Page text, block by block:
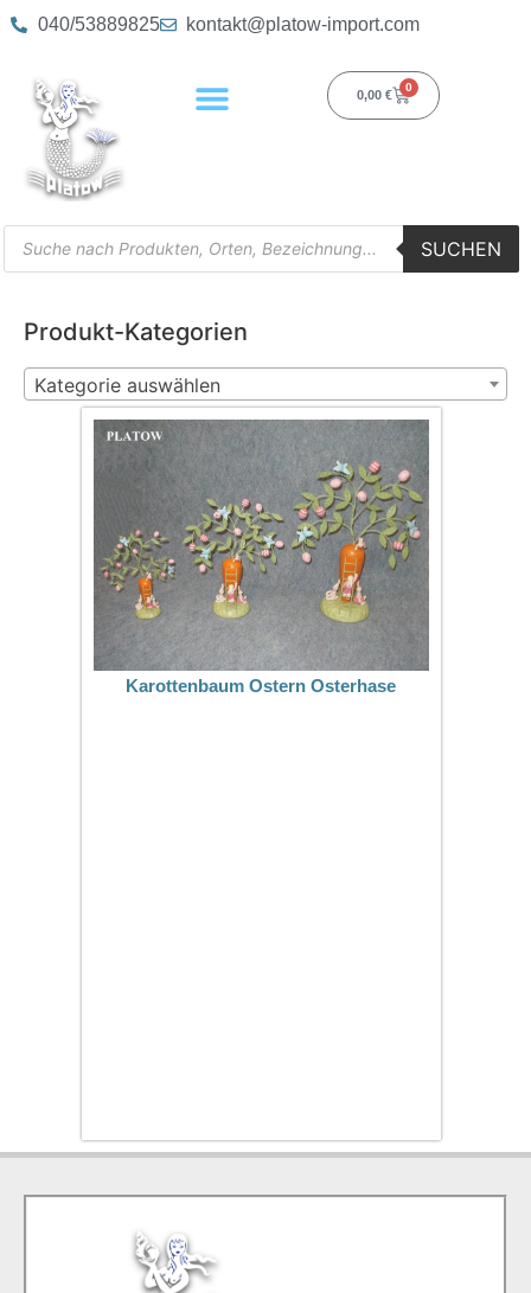
040/53889825 kontakt@platow-import.com
0,00 €
0
SUCHEN
Produkt-Kategorien
Kategorie auswählen
Karottenbaum Ostern Osterhase